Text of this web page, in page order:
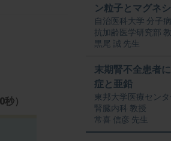
）
ン粒子とマグネ
自治医科大学 分子
抗加齢医学研究部
黒尾 誠 先生
末期腎不全患者
症と亜鉛
東邦大学医療セン
腎臓内科 教授
常喜 信彦 先生